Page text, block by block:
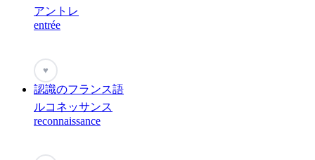
アントレ
entrée
♥
認識のフランス語
ルコネッサンス
reconnaissance